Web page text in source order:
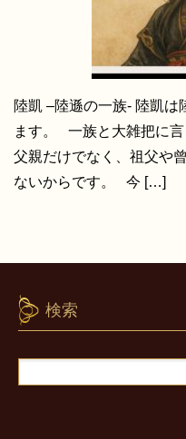
陸凱 –陸遜の一族- 陸凱は
ます。 一族と大雑把に
父親だけでなく、祖父や
ないからです。 今 […]
検索